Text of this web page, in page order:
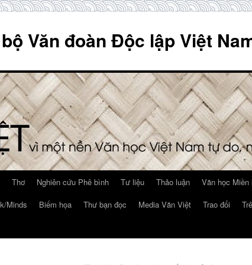
Văn đoàn Độc lập Việt
Thơ Nghiên cứu Phê bình Tư liệu Thảo luận Văn học Miền
Minds Biếm họa Thư bạn đọc Media Văn Việt Trao đổi